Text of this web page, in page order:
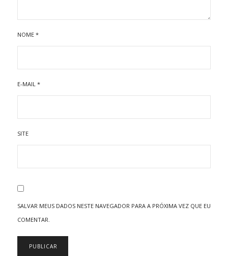
NOME *
E-MAIL *
SITE
SALVAR MEUS DADOS NESTE NAVEGADOR PARA A PRÓXIMA VEZ QUE EU
COMENTAR.